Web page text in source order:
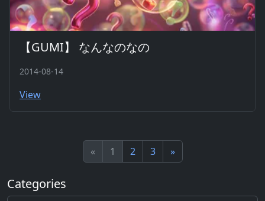
【GUMI】 なんなのなの
2014-08-14
View
« 1 2 3 »
Categories